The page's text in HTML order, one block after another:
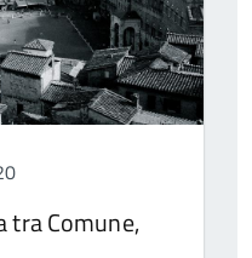
tra Comune,